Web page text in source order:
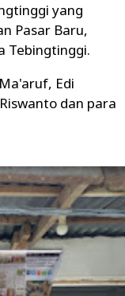
yang
Pasar Baru,
Tebingtinggi.
Edi
dan para